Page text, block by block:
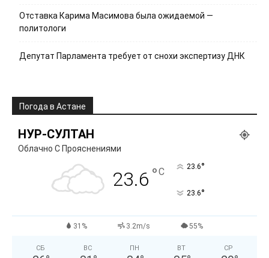
Отставка Карима Масимова была ожидаемой —
политологи
Депутат Парламента требует от снохи экспертизу ДНК
Погода в Астане
НУР-СУЛТАН
Облачно С Прояснениями
23.6 °C 23.6°
23.6°
31% 3.2m/s 55%
СБ ВС ПН ВТ СР